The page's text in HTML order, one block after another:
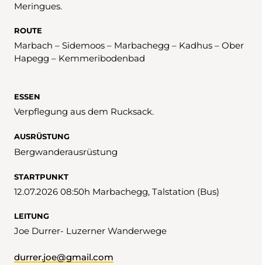
Meringues.
ROUTE
Marbach – Sidemoos – Marbachegg – Kadhus – Ober
Hapegg – Kemmeribodenbad
ESSEN
Verpflegung aus dem Rucksack.
AUSRÜSTUNG
Bergwanderausrüstung
STARTPUNKT
12.07.2026 08:50h Marbachegg, Talstation (Bus)
LEITUNG
Joe Durrer- Luzerner Wanderwege
durrer.joe@gmail.com